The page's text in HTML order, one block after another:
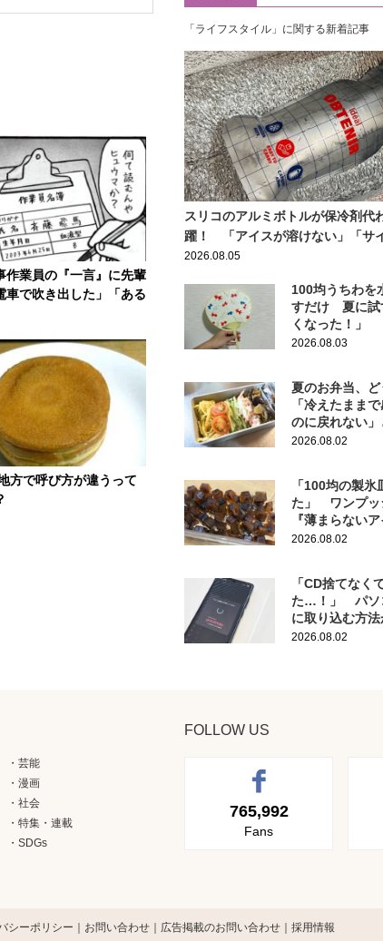
作業員の『一言』に先輩
で吹き出した」「ある
方で呼び方が違うって
「ライフスタイル」に関する新着記事
スリコのアルミボトルが保冷剤代
躍！ 「アイスが溶けない」「サ
2026.08.05
100均うちわを
すだけ 夏に試
くなった！」
2026.08.03
夏のお弁当、
「冷えたまま
のに戻れない
2026.08.02
「100均の製氷
た」 ワンプッ
『薄まらない
作りにも活躍
2026.08.02
「CD捨てなく
た…！」 パソ
に取り込む方
子抜け」「この
2026.08.02
芸能
漫画
社会
特集・連載
SDGs
FOLLOW US
765,992
Fans
シーポリシー お問い合わせ 広告掲載のお問い合わせ 採用情報